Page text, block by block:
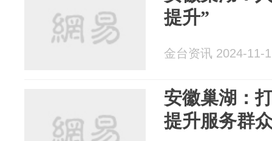
提升”
金台资讯 2024-11-
安徽巢湖：
提升服务群